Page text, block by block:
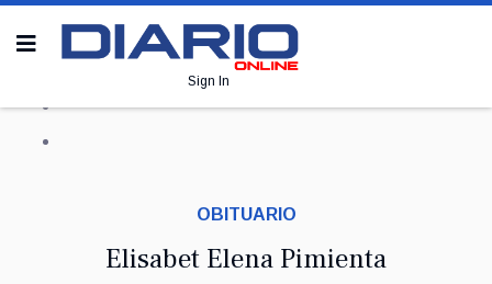
Sign In
OBITUARIO
Elisabet Elena Pimienta